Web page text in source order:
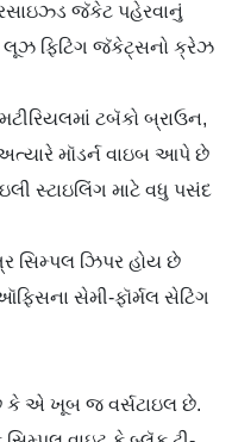
જૅકેટ પહેરવાનું
લૂઝ ફિટિંગ જૅકેટ્સનો ક્રેઝ
ટબૅકો બ્રાઉન,
મૉડર્ન વાઇબ આપે છે
સ્ટાઇલિંગ માટે વધુ પસંદ
સિમ્પલ ઝિપર હોય છે
સેમી-ફૉર્મલ સેટિંગ
કે એ ખૂબ જ વર્સટાઇલ છે.